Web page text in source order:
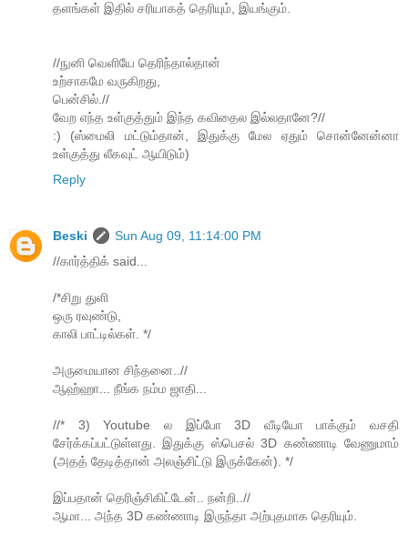
தளங்கள் இதில் சரியாகத் தெரியும், இயங்கும்.
//நுனி வெளியே தெரிந்தால்தான்
உற்சாகமே வருகிறது,
பென்சில்.//
வேற எந்த உள்குத்தும் இந்த கவிதைல இல்லதானே?//
:) (ஸ்மைலி மட்டும்தான், இதுக்கு மேல ஏதும் சொன்னேன்னா
உள்குத்து லீகவுட் ஆயிடும்)
Reply
Beski
Sun Aug 09, 11:14:00 PM
//கார்த்திக் said...
/*சிறு துளி
ஒரு ரவுண்டு,
காலி பாட்டில்கள். */
அருமையான சிந்தனை..//
ஆஹ்ஹா... நீங்க நம்ம ஜாதி...
//* 3) Youtube ல இப்போ 3D வீடியோ பாக்கும் வசதி
சேர்க்கப்பட்டுள்ளது. இதுக்கு ஸ்பெசல் 3D கண்ணாடி வேணுமாம்
(அதத் தேடித்தான் அலஞ்சிட்டு இருக்கேன்). */
இப்பதான் தெரிஞ்சிகிட்டேன்.. நன்றி..//
ஆமா... அந்த 3D கண்ணாடி இருந்தா அற்புதமாக தெரியும்.